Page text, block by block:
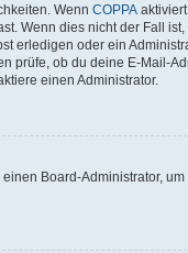
Wenn COPPA
Wenn dies nicht der Fall
erledigen oder ein
prüfe, ob du deine E-Mail-
einen Administrator.
Board-Administrator,